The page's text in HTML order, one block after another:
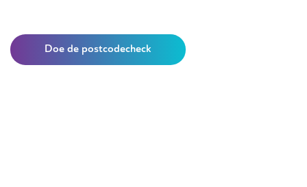
Doe de postcodecheck